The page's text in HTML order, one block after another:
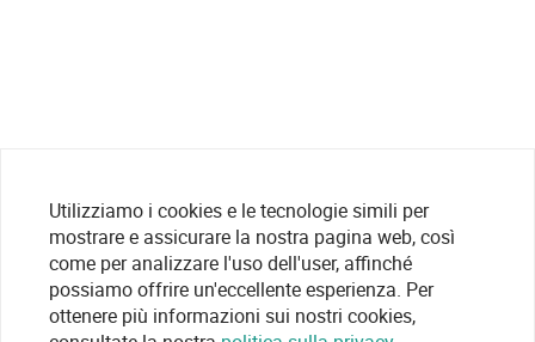
Utilizziamo i cookies e le tecnologie simili per
mostrare e assicurare la nostra pagina web, così
come per analizzare l'uso dell'user, affinché
possiamo offrire un'eccellente esperienza. Per
ottenere più informazioni sui nostri cookies,